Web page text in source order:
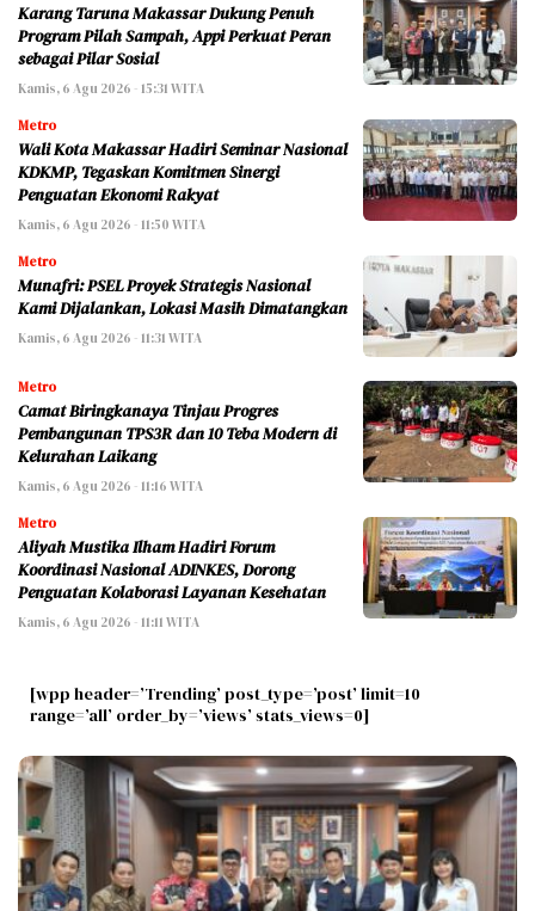
Karang Taruna Makassar Dukung Penuh
Program Pilah Sampah, Appi Perkuat Peran
sebagai Pilar Sosial
Kamis, 6 Agu 2026 - 15:31 WITA
Metro
Wali Kota Makassar Hadiri Seminar Nasional
KDKMP, Tegaskan Komitmen Sinergi
Penguatan Ekonomi Rakyat
Kamis, 6 Agu 2026 - 11:50 WITA
Metro
Munafri: PSEL Proyek Strategis Nasional
Kami Dijalankan, Lokasi Masih Dimatangkan
Kamis, 6 Agu 2026 - 11:31 WITA
Metro
Camat Biringkanaya Tinjau Progres
Pembangunan TPS3R dan 10 Teba Modern di
Kelurahan Laikang
Kamis, 6 Agu 2026 - 11:16 WITA
Metro
Aliyah Mustika Ilham Hadiri Forum
Koordinasi Nasional ADINKES, Dorong
Penguatan Kolaborasi Layanan Kesehatan
Kamis, 6 Agu 2026 - 11:11 WITA
[wpp header=’Trending’ post_type=’post’ limit=10
range=’all’ order_by=’views’ stats_views=0]